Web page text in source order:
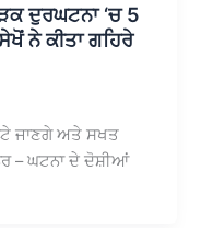
ਦੁਰਘਟਨਾ ‘ਚ 5
ਨੇ ਕੀਤਾ ਗਹਿਰੇ
ਜਾਣਗੇ ਅਤੇ ਸਖਤ
– ਘਟਨਾ ਦੇ ਦੋਸ਼ੀਆਂ